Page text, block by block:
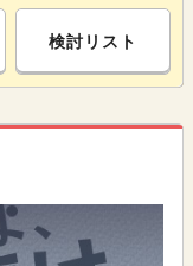
検討リスト